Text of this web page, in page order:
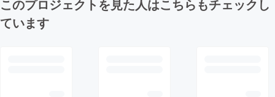
このプロジェクトを見た人はこちらもチェックし
ています